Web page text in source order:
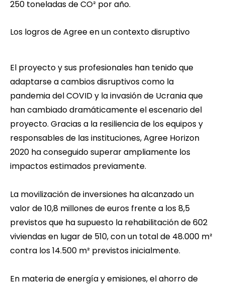
250 toneladas de CO² por año.
Los logros de Agree en un contexto disruptivo
El proyecto y sus profesionales han tenido que
adaptarse a cambios disruptivos como la
pandemia del COVID y la invasión de Ucrania que
han cambiado dramáticamente el escenario del
proyecto. Gracias a la resiliencia de los equipos y
responsables de las instituciones, Agree Horizon
2020 ha conseguido superar ampliamente los
impactos estimados previamente.
La movilización de inversiones ha alcanzado un
valor de 10,8 millones de euros frente a los 8,5
previstos que ha supuesto la rehabilitación de 602
viviendas en lugar de 510, con un total de 48.000 m²
contra los 14.500 m² previstos inicialmente.
En materia de energía y emisiones, el ahorro de